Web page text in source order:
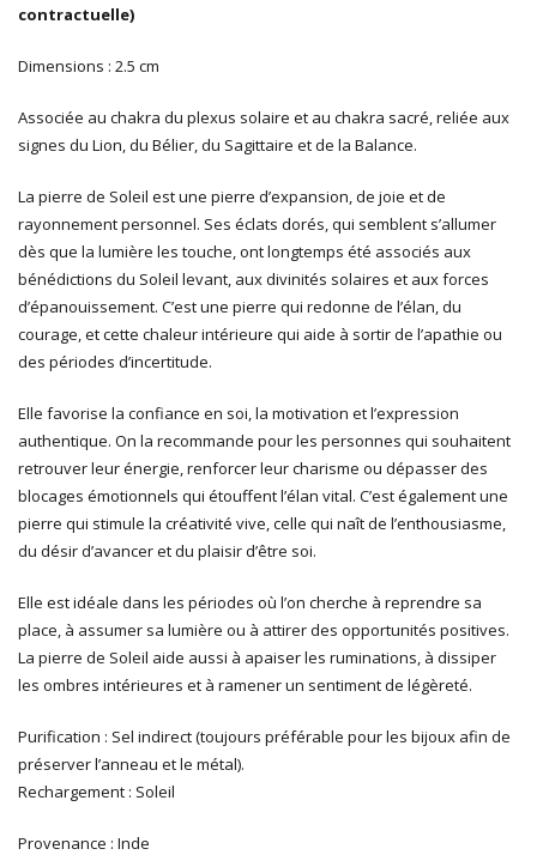
contractuelle)
Dimensions : 2.5 cm
Associée au chakra du plexus solaire et au chakra sacré, reliée aux
signes du Lion, du Bélier, du Sagittaire et de la Balance.
La pierre de Soleil est une pierre d’expansion, de joie et de
rayonnement personnel. Ses éclats dorés, qui semblent s’allumer
dès que la lumière les touche, ont longtemps été associés aux
bénédictions du Soleil levant, aux divinités solaires et aux forces
d’épanouissement. C’est une pierre qui redonne de l’élan, du
courage, et cette chaleur intérieure qui aide à sortir de l’apathie ou
des périodes d’incertitude.
Elle favorise la confiance en soi, la motivation et l’expression
authentique. On la recommande pour les personnes qui souhaitent
retrouver leur énergie, renforcer leur charisme ou dépasser des
blocages émotionnels qui étouffent l’élan vital. C’est également une
pierre qui stimule la créativité vive, celle qui naît de l’enthousiasme,
du désir d’avancer et du plaisir d’être soi.
Elle est idéale dans les périodes où l’on cherche à reprendre sa
place, à assumer sa lumière ou à attirer des opportunités positives.
La pierre de Soleil aide aussi à apaiser les ruminations, à dissiper
les ombres intérieures et à ramener un sentiment de légèreté.
Purification : Sel indirect (toujours préférable pour les bijoux afin de
préserver l’anneau et le métal).
Rechargement : Soleil
Provenance : Inde